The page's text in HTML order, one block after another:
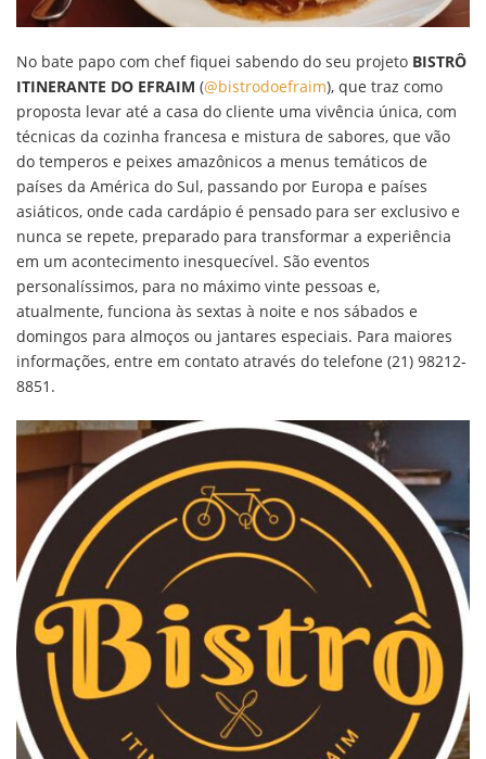
No bate papo com chef fiquei sabendo do seu projeto BISTRÔ
ITINERANTE DO EFRAIM (@bistrodoefraim), que traz como
proposta levar até a casa do cliente uma vivência única, com
técnicas da cozinha francesa e mistura de sabores, que vão
do temperos e peixes amazônicos a menus temáticos de
países da América do Sul, passando por Europa e países
asiáticos, onde cada cardápio é pensado para ser exclusivo e
nunca se repete, preparado para transformar a experiência
em um acontecimento inesquecível. São eventos
personalíssimos, para no máximo vinte pessoas e,
atualmente, funciona às sextas à noite e nos sábados e
domingos para almoços ou jantares especiais. Para maiores
informações, entre em contato através do telefone (21) 98212-
8851.